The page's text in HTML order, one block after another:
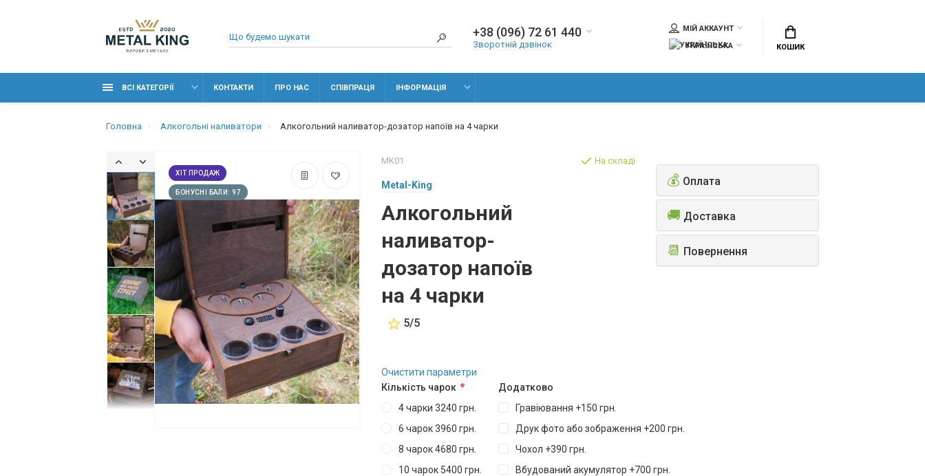
+38 (096) 72 61 440
Зворотній дзвінок
МІЙ АККАУНТ
УКРАЇНСЬКА
КОШИК
ВСІ КАТЕГОРІЇ КОНТАКТИ ПРО НАС СПІВПРАЦЯ ІНФОРМАЦІЯ
Головна Алкогольні наливатори Алкогольний наливатор-дозатор напоїв на 4 чарки
ХІТ ПРОДАЖ
БОНУСНІ БАЛИ: 97
MK01
Metal-King
Алкогольний
наливатор-
дозатор напоїв
на 4 чарки
5/5
На складі
Очистити параметри
Кількість чарок
4 чарки 3240 грн.
6 чарок 3960 грн.
8 чарок 4680 грн.
10 чарок 5400 грн.
Додатково
Гравіювання +150 грн.
Друк фото або зображення +200 грн.
Чохол +390 грн.
Вбудований акумулятор +700 грн.
💰 Оплата
🚚 Доставка
📆 Повернення